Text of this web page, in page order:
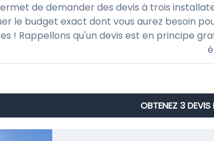
de demander des devis à trois
le budget exact dont vous aurez besoin
! Rappellons qu'un devis est en principe
OBTENEZ 3